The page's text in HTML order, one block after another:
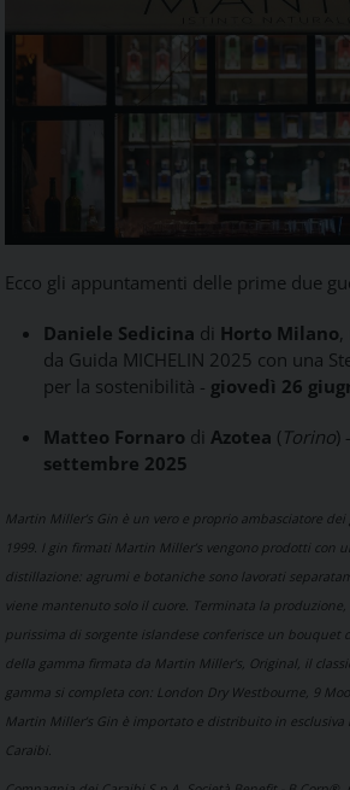
Ecco gli appuntamenti delle prime due
Daniele Sedicina di Horto Milano,
da Guida MICHELIN 2025 con una
per la sostenibilità - giovedì 26
Matteo Fornaro di Azotea ( Torino) -
settembre 2025
Martin Miller’s Gin è un vero e proprio ambasciatore
1999. I gin firmati Martin Miller’s vengono prodotti con
distillazione: agrumi e botaniche sono lavorati
viene mantenuto solo il cuore. Terminata la
purissima di sorgente islandese conferisce un bouquet
della gamma firmata da Martin Miller’s, Original, il
gamma si completa con: London Dry Westbourne, 9
Martin Miller’s Gin è importato e distribuito in
Caraibi.